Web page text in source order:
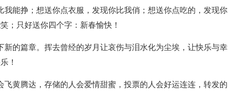
我能挣；想送你点衣服，发现你比我俏；想送你点吃的，发现你
；只好送你四个字：新春愉快！
新的篇章。挥去曾经的岁月让哀伤与泪水化为尘埃，让快乐与幸
！
飞黄腾达，存储的人会爱情甜蜜，投票的人会好运连连，转发的